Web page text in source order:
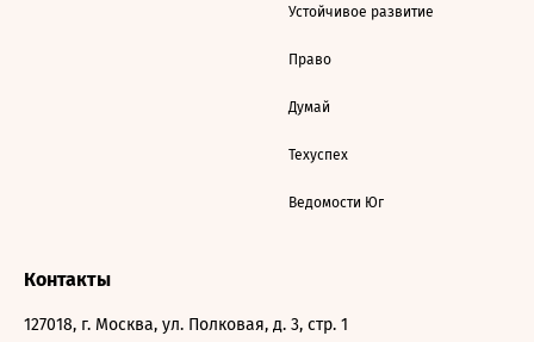
Устойчивое развитие
Право
Думай
Техуспех
Ведомости Юг
Контакты
127018, г. Москва, ул. Полковая, д. 3, стр. 1